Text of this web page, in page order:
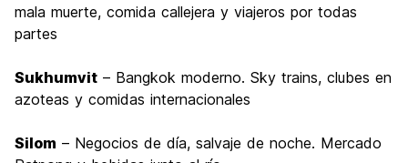
mala muerte, comida callejera y viajeros por todas
partes
Sukhumvit – Bangkok moderno. Sky trains, clubes en
azoteas y comidas internacionales
Silom – Negocios de día, salvaje de noche. Mercado